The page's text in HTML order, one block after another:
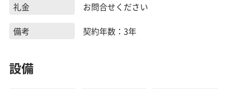
礼金
お問合せください
備考
契約年数：3年
設備